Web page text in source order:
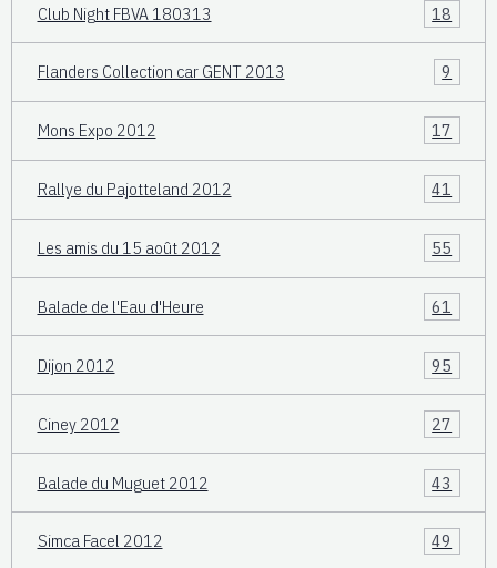
Club Night FBVA 180313 18
Flanders Collection car GENT 2013 9
Mons Expo 2012 17
Rallye du Pajotteland 2012 41
Les amis du 15 août 2012 55
Balade de l'Eau d'Heure 61
Dijon 2012 95
Ciney 2012 27
Balade du Muguet 2012 43
Simca Facel 2012 49